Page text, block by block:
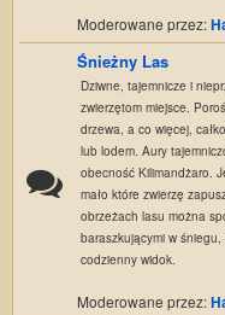
Moderowane przez:
Śnieżny Las
Dziwne, tajemnicze i
zwierzętom miejsce.
drzewa, a co więcej,
lub lodem. Aury
obecność Kilimandżaro.
mało które zwierzę
obrzeżach lasu można
baraszkującymi w
codzienny widok.
Moderowane przez: